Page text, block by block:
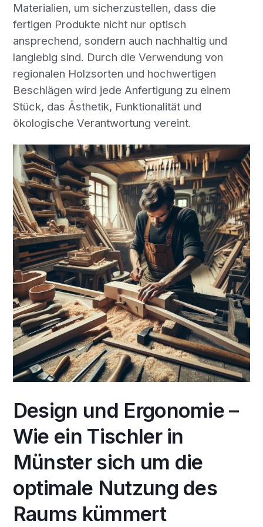
Materialien, um sicherzustellen, dass die
fertigen Produkte nicht nur optisch
ansprechend, sondern auch nachhaltig und
langlebig sind. Durch die Verwendung von
regionalen Holzsorten und hochwertigen
Beschlägen wird jede Anfertigung zu einem
Stück, das Ästhetik, Funktionalität und
ökologische Verantwortung vereint.
Design und Ergonomie –
Wie ein Tischler in
Münster sich um die
optimale Nutzung des
Raums kümmert